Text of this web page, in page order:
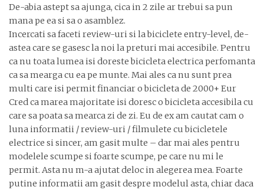
De-abia astept sa ajunga, cica in 2 zile ar trebui sa pun
mana pe ea si sa o asamblez.
Incercati sa faceti review-uri si la biciclete entry-level, de-
astea care se gasesc la noi la preturi mai accesibile. Pentru
ca nu toata lumea isi doreste bicicleta electrica perfomanta
ca sa mearga cu ea pe munte. Mai ales ca nu sunt prea
multi care isi permit financiar o bicicleta de 2000+ Eur
Cred ca marea majoritate isi doresc o bicicleta accesibila cu
care sa poata sa mearca zi de zi. Eu de ex am cautat cam o
luna informatii / review-uri / filmulete cu bicicletele
electrice si sincer, am gasit multe – dar mai ales pentru
modelele scumpe si foarte scumpe, pe care nu mi le
permit. Asta nu m-a ajutat deloc in alegerea mea. Foarte
putine informatii am gasit despre modelul asta, chiar daca